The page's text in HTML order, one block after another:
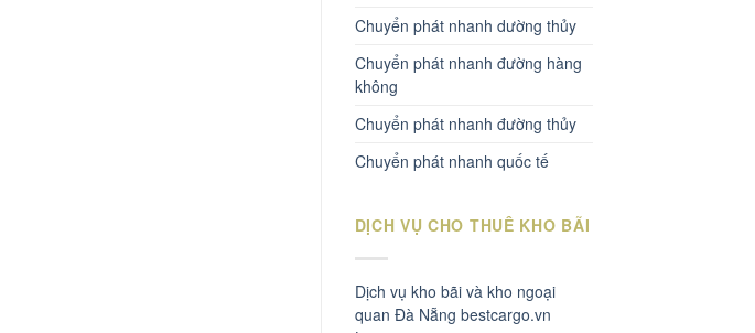
Chuyển phát nhanh dường thủy
Chuyển phát nhanh đường hàng
không
Chuyển phát nhanh đường thủy
Chuyển phát nhanh quốc tế
DỊCH VỤ CHO THUÊ KHO BÃI
Dịch vụ kho bãi và kho ngoại
quan Đà Nẵng bestcargo.vn